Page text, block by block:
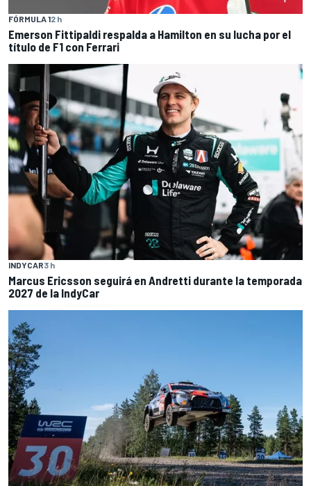
FÓRMULA 12 h
Emerson Fittipaldi respalda a Hamilton en su lucha por el
título de F1 con Ferrari
INDYCAR3 h
Marcus Ericsson seguirá en Andretti durante la temporada
2027 de la IndyCar